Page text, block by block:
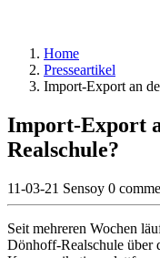
Home
Presseartikel
Import-Export an
Import-Export
Realschule?
11-03-21 Sensoy 0
Seit mehreren Wochen
Dönhoff-Realschule über